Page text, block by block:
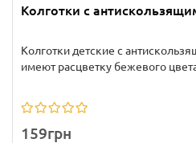
Колготки с
Колготки детские с
имеют расцветку бежевого
159грн